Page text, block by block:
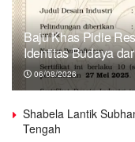
Baju Khas Pidie
Identitas Budaya
06/08/2026
Shabela Lantik
Tengah